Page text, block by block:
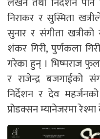
निराकर र सुस्मिता
सुनार र संगीता
शंकर गिरी, पुर्णकला
गरेका हुन् । भिष्मराज
र राजेन्द्र बजगाईको
निर्देशन र देव
प्रोडक्सन म्यानेजरमा